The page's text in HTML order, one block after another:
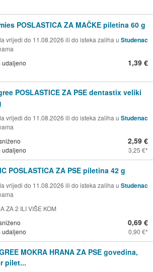
POSLASTICA ZA MAČKE piletina 60 g
vrijedi do 11.08.2026 ili do isteka zaliha u Studenac
udaljeno 1,39 €
POSLASTICE ZA PSE dentastix veliki
vrijedi do 11.08.2026 ili do isteka zaliha u Studenac
udaljeno
2,59 €
3,25 €
POSLASTICA ZA PSE piletina 42 g
vrijedi do 11.08.2026 ili do isteka zaliha u Studenac
ZA 2 ILI VIŠE KOM
udaljeno
0,69 €
0,90 €
MOKRA HRANA ZA PSE govedina,
pilet...